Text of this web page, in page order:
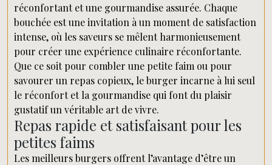
réconfortant et une gourmandise assurée. Chaque
bouchée est une invitation à un moment de satisfaction
intense, où les saveurs se mêlent harmonieusement
pour créer une expérience culinaire réconfortante.
Que ce soit pour combler une petite faim ou pour
savourer un repas copieux, le burger incarne à lui seul
le réconfort et la gourmandise qui font du plaisir
gustatif un véritable art de vivre.
Repas rapide et satisfaisant pour les
petites faims
Les meilleurs burgers offrent l’avantage d’être un